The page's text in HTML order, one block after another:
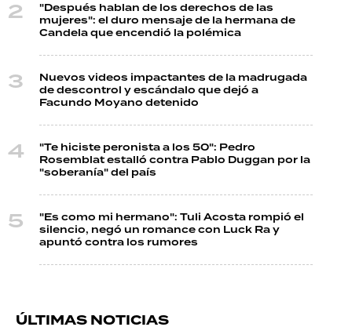
"Después hablan de los derechos de las
mujeres": el duro mensaje de la hermana de
Candela que encendió la polémica
Nuevos videos impactantes de la madrugada
de descontrol y escándalo que dejó a
Facundo Moyano detenido
"Te hiciste peronista a los 50": Pedro
Rosemblat estalló contra Pablo Duggan por la
"soberanía" del país
"Es como mi hermano": Tuli Acosta rompió el
silencio, negó un romance con Luck Ra y
apuntó contra los rumores
ÚLTIMAS NOTICIAS